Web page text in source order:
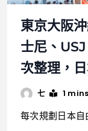
東京大阪
士尼、
次整理，
七 1 mins
每次規劃日本自